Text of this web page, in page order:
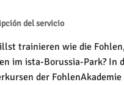
del servicio
trainieren wie die
im ista-Borussia-Park? In
der FohlenAkademie